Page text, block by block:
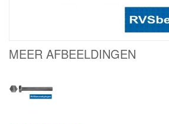
MEER AFBEELDINGEN